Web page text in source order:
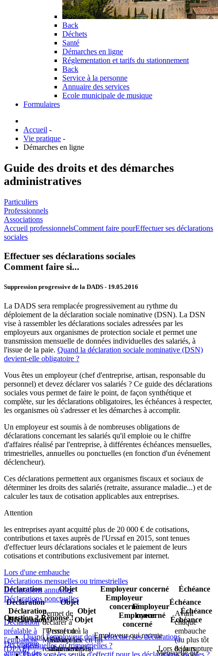
Back
Déchets
Santé
Démarches en ligne
Réglementation et tarifs du stationnement
Back
Service à la personne
Annuaire des services
Ecole municipale de musique
Formulaires
Accueil -
Vie pratique -
Démarches en ligne
Guide des droits et des démarches
administratives
Particuliers
Professionnels
Associations
Accueil professionnelsComment faire pourEffectuer ses déclarations
sociales
Effectuer ses déclarations sociales
Comment faire si...
Suppression progressive de la DADS - 19.05.2016
La DADS sera remplacée progressivement au rythme du
déploiement de la déclaration sociale nominative (DSN). La DSN
vise à rassembler les déclarations sociales adressées par les
employeurs aux organismes de protection sociale et permet une
transmission mensuelle de données individuelles des salariés, à
l'issue de la paie. Quand la déclaration sociale nominative (DSN)
devient-elle obligatoire ?
Vous êtes un employeur (chef d'entreprise, artisan, responsable du
personnel) et devez déclarer vos salariés ? Ce guide des déclarations
sociales vous permet de faire le point, de façon synthétique et
complète, sur les déclarations obligatoires, les échéances à respecter,
les organismes où s'adresser et les démarches à accomplir.
Un employeur est soumis à de nombreuses obligations de
déclarations concernant les salariés qu'il emploie ou le chiffre
d'affaires réalisé par l'entreprise, à différentes échéances mensuelles,
trimestrielles, annuelles ou ponctuelles (en fonction d'un événement
déclencheur).
Ces déclarations permettent aux organismes fiscaux et sociaux de
déterminer les droits des salariés (retraite, assurance maladie...) et de
calculer les taux de cotisation applicables aux entreprises.
Attention
les entreprises ayant acquitté plus de 20 000 € de cotisations,
contributions et taxes auprès de l'Urssaf en 2015, sont tenues
d'effectuer leurs déclarations sociales et le paiement de leurs
cotisations et contributions exclusivement par internet.
Lors d'une embauche
Déclaration
Objet Employeur concerné Échéance
Déclaration
préalable à
l'embauche
(DPAE)
Permet de
déclarer à
l'Urssaf ou à la
MSA le
recrutement d'un
Employeur qui recrute
Avant
chaque
embauche
(au plus tôt
8 jours
Déclarations mensuelles ou trimestrielles
Déclaration Objet
Employeur
concerné
Échéance
Permet de
déclarer les
salaires versés
Mensuelle ou
Déclarations annuelles
Déclaration Objet
Employeur
concerné
Échéance
Déclaration
annuelle des
Récapitule en fin
d'année les
Déclarations ponctuelles
Déclaration Objet
Employeur
concerné
Échéance
Lors de la rupture
Question ? Réponse !
Quand l'employeur doit-il effectuer ses déclarations
mensuelles ou trimestrielles ?